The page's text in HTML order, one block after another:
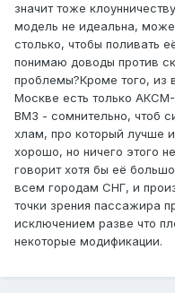
значит тоже
модель не идеальна,
столько, чтобы поливать
понимаю доводы против
проблемы?Кроме того, из
Москве есть только АКСМ-
ВМЗ - сомнительно, чтоб
хлам, про который лучше
хорошо, но ничего этого
говорит хотя бы её
всем городам СНГ, и
точки зрения пассажира
исключением разве что
некоторые модификации.